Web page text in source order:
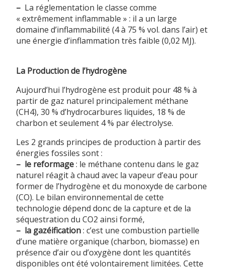
– La réglementation le classe comme
« extrêmement inflammable » : il a un large
domaine d’inflammabilité (4 à 75 % vol. dans l’air) et
une énergie d’inflammation très faible (0,02 MJ).
La Production de l’hydrogène
Aujourd’hui l’hydrogène est produit pour 48 % à
partir de gaz naturel principalement méthane
(CH4), 30 % d’hydrocarbures liquides, 18 % de
charbon et seulement 4 % par électrolyse.
Les 2 grands principes de production à partir des
énergies fossiles sont :
– le reformage: le méthane contenu dans le gaz
naturel réagit à chaud avec la vapeur d’eau pour
former de l’hydrogène et du monoxyde de carbone
(CO). Le bilan environnemental de cette
technologie dépend donc de la capture et de la
séquestration du CO2 ainsi formé,
– la gazéification: c’est une combustion partielle
d’une matière organique (charbon, biomasse) en
présence d’air ou d’oxygène dont les quantités
disponibles ont été volontairement limitées. Cette